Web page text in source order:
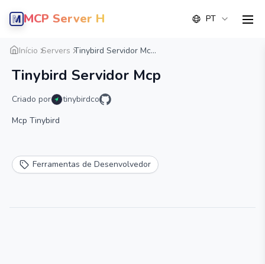
MCP Server Hub PT
Início Servers Tinybird Servidor Mc...
Tinybird Servidor Mcp
Criado por
tinybirdco
Mcp Tinybird
Ferramentas de Desenvolvedor
Visão geral Detalhe